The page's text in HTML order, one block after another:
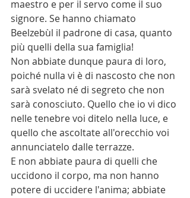
maestro e per il servo come il suo
signore. Se hanno chiamato
Beelzebùl il padrone di casa, quanto
più quelli della sua famiglia!
Non abbiate dunque paura di loro,
poiché nulla vi è di nascosto che non
sarà svelato né di segreto che non
sarà conosciuto. Quello che io vi dico
nelle tenebre voi ditelo nella luce, e
quello che ascoltate all'orecchio voi
annunciatelo dalle terrazze.
E non abbiate paura di quelli che
uccidono il corpo, ma non hanno
potere di uccidere l'anima; abbiate